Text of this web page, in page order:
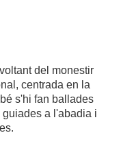
del monestir
centrada en la
s'hi fan ballades
a l'abadia i